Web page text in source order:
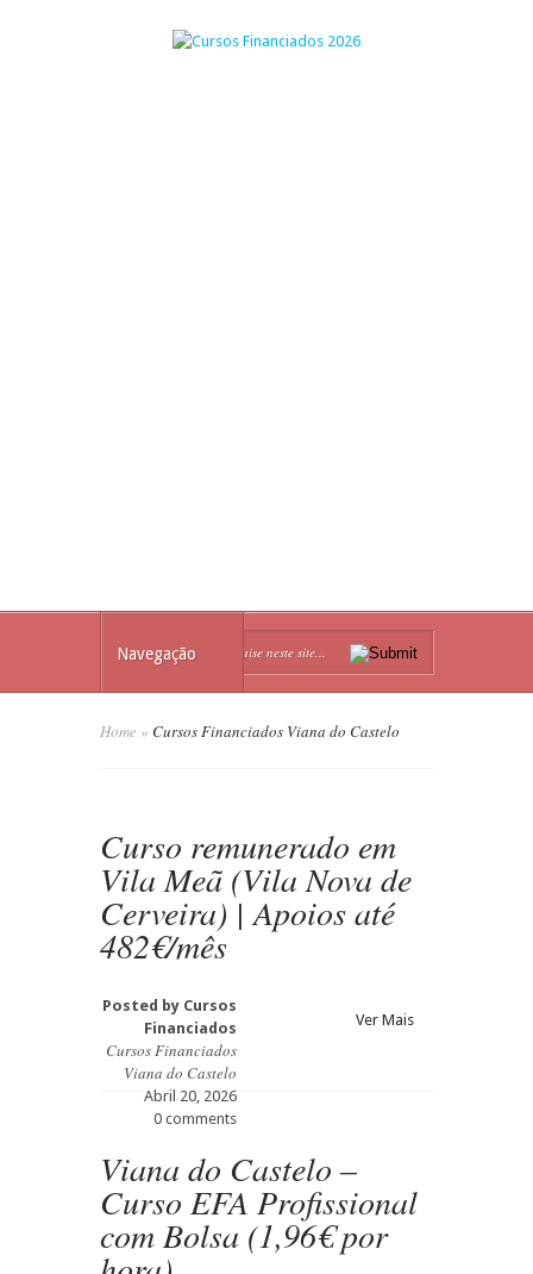
Navegação
Home » Cursos Financiados Viana do Castelo
Curso remunerado em
Vila Meã (Vila Nova de
Cerveira) | Apoios até
482€/mês
Posted by Cursos
Financiados
Cursos Financiados
Viana do Castelo
Abril 20, 2026
0 comments
Ver Mais
Viana do Castelo –
Curso EFA Profissional
com Bolsa (1,96€ por